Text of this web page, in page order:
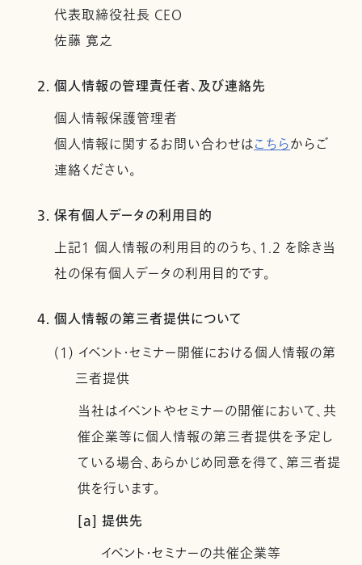
代表取締役社長 CEO
佐藤 寛之
2. 個人情報の管理責任者、及び連絡先
個人情報保護管理者
個人情報に関するお問い合わせはこちらからご
連絡ください。
3. 保有個人データの利用目的
上記１ 個人情報の利用目的のうち、1.2 を除き当
社の保有個人データの利用目的です。
4. 個人情報の第三者提供について
(1) イベント・セミナー開催における個人情報の第
三者提供
当社はイベントやセミナーの開催において、共
催企業等に個人情報の第三者提供を予定し
ている場合、あらかじめ同意を得て、第三者提
供を行います。
[a] 提供先
イベント・セミナーの共催企業等